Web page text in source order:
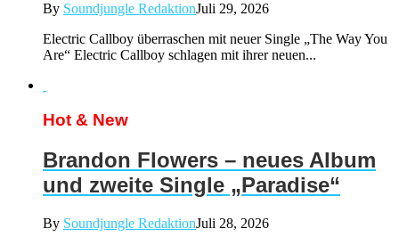
By Soundjungle RedaktionJuli 29, 2026
Electric Callboy überraschen mit neuer Single „The Way You
Are“ Electric Callboy schlagen mit ihrer neuen...
Hot & New
Brandon Flowers – neues Album
und zweite Single „Paradise“
By Soundjungle RedaktionJuli 28, 2026